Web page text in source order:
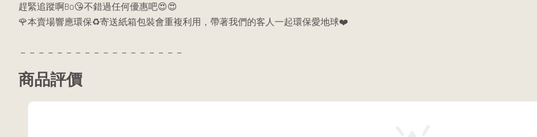
趕緊追蹤啊Bo😘不錯過任何優惠吧😍😍
🌹本賣場響應環保♻️寄送紙箱包裝會重複利用，帶著我們的客人一起環保愛地球❤️
－－－－－－－－－－－－－－－－－－
商品評價